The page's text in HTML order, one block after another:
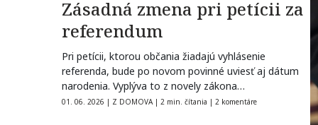
Zásadná zmena pri petícii za
referendum
Pri petícii, ktorou občania žiadajú vyhlásenie
referenda, bude po novom povinné uviesť aj dátum
narodenia. Vyplýva to z novely zákona…
01. 06. 2026 | Z DOMOVA | 2 min. čítania | 2 komentáre